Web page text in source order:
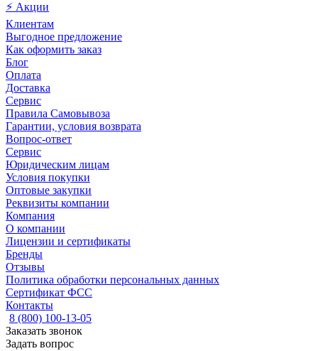
⚡ Акции
Клиентам
Выгодное предложение
Как оформить заказ
Блог
Оплата
Доставка
Сервис
Правила Самовывоза
Гарантии, условия возврата
Вопрос-ответ
Сервис
Юридическим лицам
Условия покупки
Оптовые закупки
Реквизиты компании
Компания
О компании
Лицензии и сертификаты
Бренды
Отзывы
Политика обработки персональных данных
Сертификат ФСС
Контакты
8 (800) 100-13-05
Заказать звонок
Задать вопрос